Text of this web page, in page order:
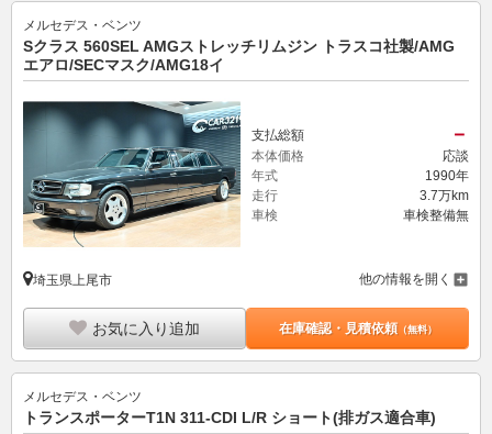
メルセデス・ベンツ
Sクラス 560SEL AMGストレッチリムジン トラスコ社製/AMG
エアロ/SECマスク/AMG18イ
支払総額 －
本体価格
応談
年式
1990年
走行
3.7万km
車検
車検整備無
埼玉県上尾市 他の情報を開く
お気に入り追加 在庫確認・見積依頼（無料）
メルセデス・ベンツ
トランスポーターT1N 311-CDI L/R ショート(排ガス適合車)